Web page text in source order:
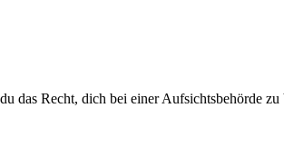
das Recht, dich bei einer Aufsichtsbehörde